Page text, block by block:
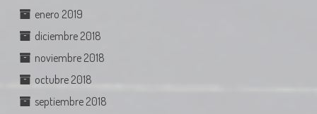
enero 2019
diciembre 2018
noviembre 2018
octubre 2018
septiembre 2018